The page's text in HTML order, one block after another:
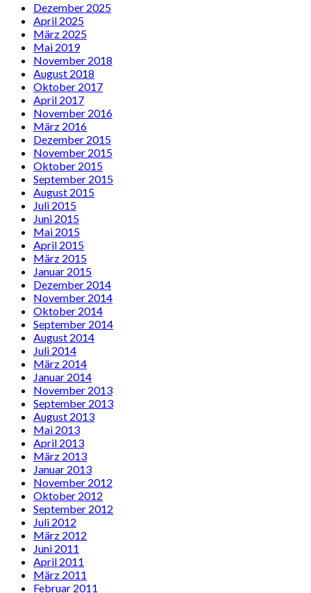
Dezember 2025
April 2025
März 2025
Mai 2019
November 2018
August 2018
Oktober 2017
April 2017
November 2016
März 2016
Dezember 2015
November 2015
Oktober 2015
September 2015
August 2015
Juli 2015
Juni 2015
Mai 2015
April 2015
März 2015
Januar 2015
Dezember 2014
November 2014
Oktober 2014
September 2014
August 2014
Juli 2014
März 2014
Januar 2014
November 2013
September 2013
August 2013
Mai 2013
April 2013
März 2013
Januar 2013
November 2012
Oktober 2012
September 2012
Juli 2012
März 2012
Juni 2011
April 2011
März 2011
Februar 2011